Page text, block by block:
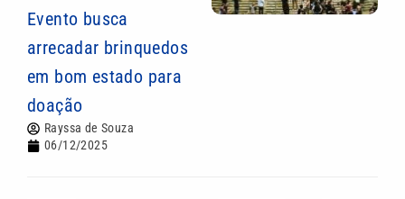
Evento busca
arrecadar brinquedos
em bom estado para
doação
Rayssa de Souza
06/12/2025